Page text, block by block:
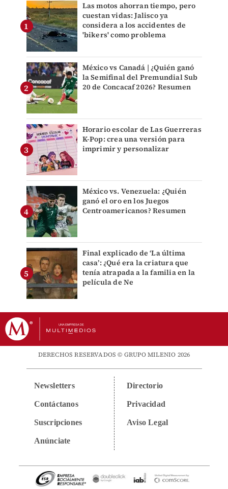
Las motos ahorran tiempo, pero
cuestan vidas: Jalisco ya
considera a los accidentes de
'bikers' como problema
México vs Canadá | ¿Quién ganó
la Semifinal del Premundial Sub
20 de Concacaf 2026? Resumen
Horario escolar de Las Guerreras
K-Pop: crea una versión para
imprimir y personalizar
México vs. Venezuela: ¿Quién
ganó el oro en los Juegos
Centroamericanos? Resumen
Final explicado de ‘La última
casa’: ¿Qué era la criatura que
tenía atrapada a la familia en la
película de Ne
DERECHOS RESERVADOS © GRUPO MILENIO 2026
Newsletters
Contáctanos
Suscripciones
Anúnciate
Directorio
Privacidad
Aviso Legal